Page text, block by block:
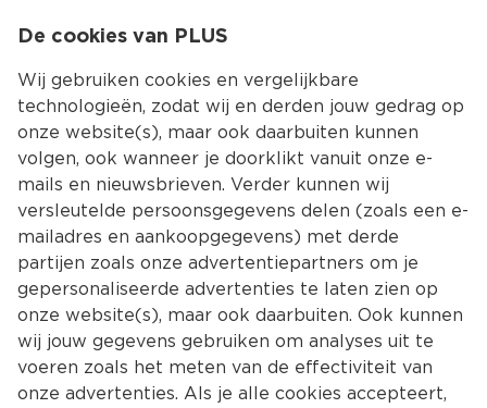
Kies jouw
Terug Producten
De cookies van PLUS
Wij gebruiken cookies en vergelijkbare
technologieën, zodat wij en derden jouw gedrag op
onze website(s), maar ook daarbuiten kunnen
volgen, ook wanneer je doorklikt vanuit onze e-
mails en nieuwsbrieven. Verder kunnen wij
versleutelde persoonsgegevens delen (zoals een e-
mailadres en aankoopgegevens) met derde
partijen zoals onze advertentiepartners om je
gepersonaliseerde advertenties te laten zien op
onze website(s), maar ook daarbuiten. Ook kunnen
wij jouw gegevens gebruiken om analyses uit te
voeren zoals het meten van de effectiviteit van
onze advertenties. Als je alle cookies accepteert,